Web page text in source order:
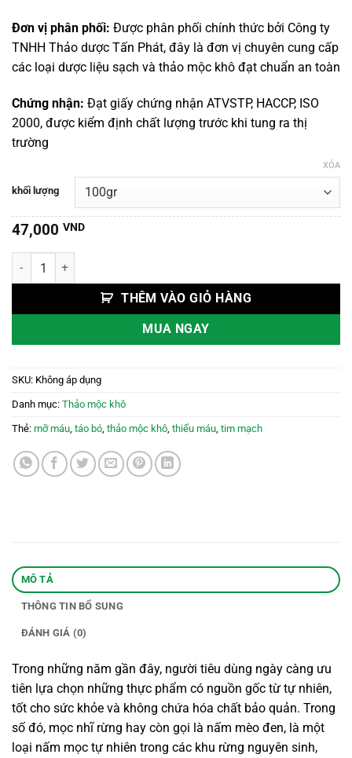
Đơn vị phân phối: Được phân phối chính thức bởi Công ty
TNHH Thảo dược Tấn Phát, đây là đơn vị chuyên cung cấp
các loại dược liệu sạch và thảo mộc khô đạt chuẩn an toàn
Chứng nhận: Đạt giấy chứng nhận ATVSTP, HACCP, ISO
2000, được kiểm định chất lượng trước khi tung ra thị
trường
khối lượng
XÓA
47,000 VND
Mọc Nhỉ Rừng/ Nấm Mèo Đen số lượng
THÊM VÀO GIỎ HÀNG
MUA NGAY
SKU: Không áp dụng
Danh mục: Thảo mộc khô
Thẻ: mỡ máu táo bó thảo mộc khô thiếu máu tim mạch
MÔ TẢ
THÔNG TIN BỔ SUNG
ĐÁNH GIÁ (0)
Trong những năm gần đây, người tiêu dùng ngày càng ưu
tiên lựa chọn những thực phẩm có nguồn gốc từ tự nhiên,
tốt cho sức khỏe và không chứa hóa chất bảo quản. Trong
số đó, mọc nhĩ rừng hay còn gọi là nấm mèo đen, là một
loại nấm mọc tự nhiên trong các khu rừng nguyên sinh,